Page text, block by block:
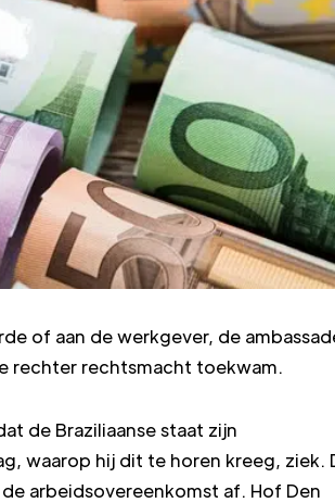
of aan de werkgever, de
rechter rechtsmacht toekwam.
de Braziliaanse staat zijn
waarop hij dit te horen kreeg, ziek.
arbeidsovereenkomst af. Hof Den